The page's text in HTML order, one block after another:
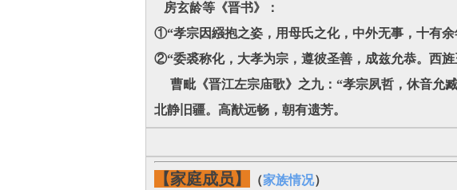
房玄龄等《晋书》：
①“孝宗因繦抱之姿，用母氏之化，中外无事，十有
②“委裘称化，大孝为宗，遵彼圣善，成兹允恭。西旌
曹毗《晋江左宗庙歌》之九：“孝宗夙哲，休音允
北静旧疆。高猷远畅，朝有遗芳。
【家庭成员】 （家族情况）